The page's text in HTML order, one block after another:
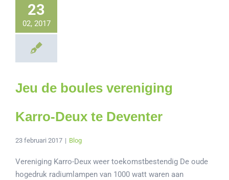
23
02, 2017
Jeu de boules vereniging
Karro-Deux te Deventer
23 februari 2017 | Blog
Vereniging Karro-Deux weer toekomstbestendig De oude
hogedruk radiumlampen van 1000 watt waren aan